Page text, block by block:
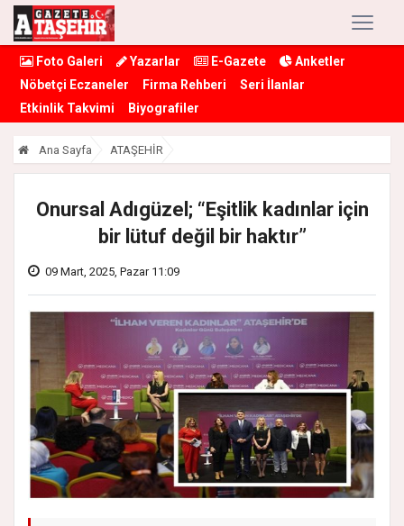
Foto Galeri Yazarlar E-Gazete
Anketler
Nöbetçi Eczaneler
Firma Rehberi
Seri İlanlar
Etkinlik Takvimi
Biyografiler
Ana Sayfa ATAŞEHİR
Onursal Adıgüzel; “Eşitlik kadınlar için
bir lütuf değil bir haktır”
09 Mart, 2025, Pazar 11:09